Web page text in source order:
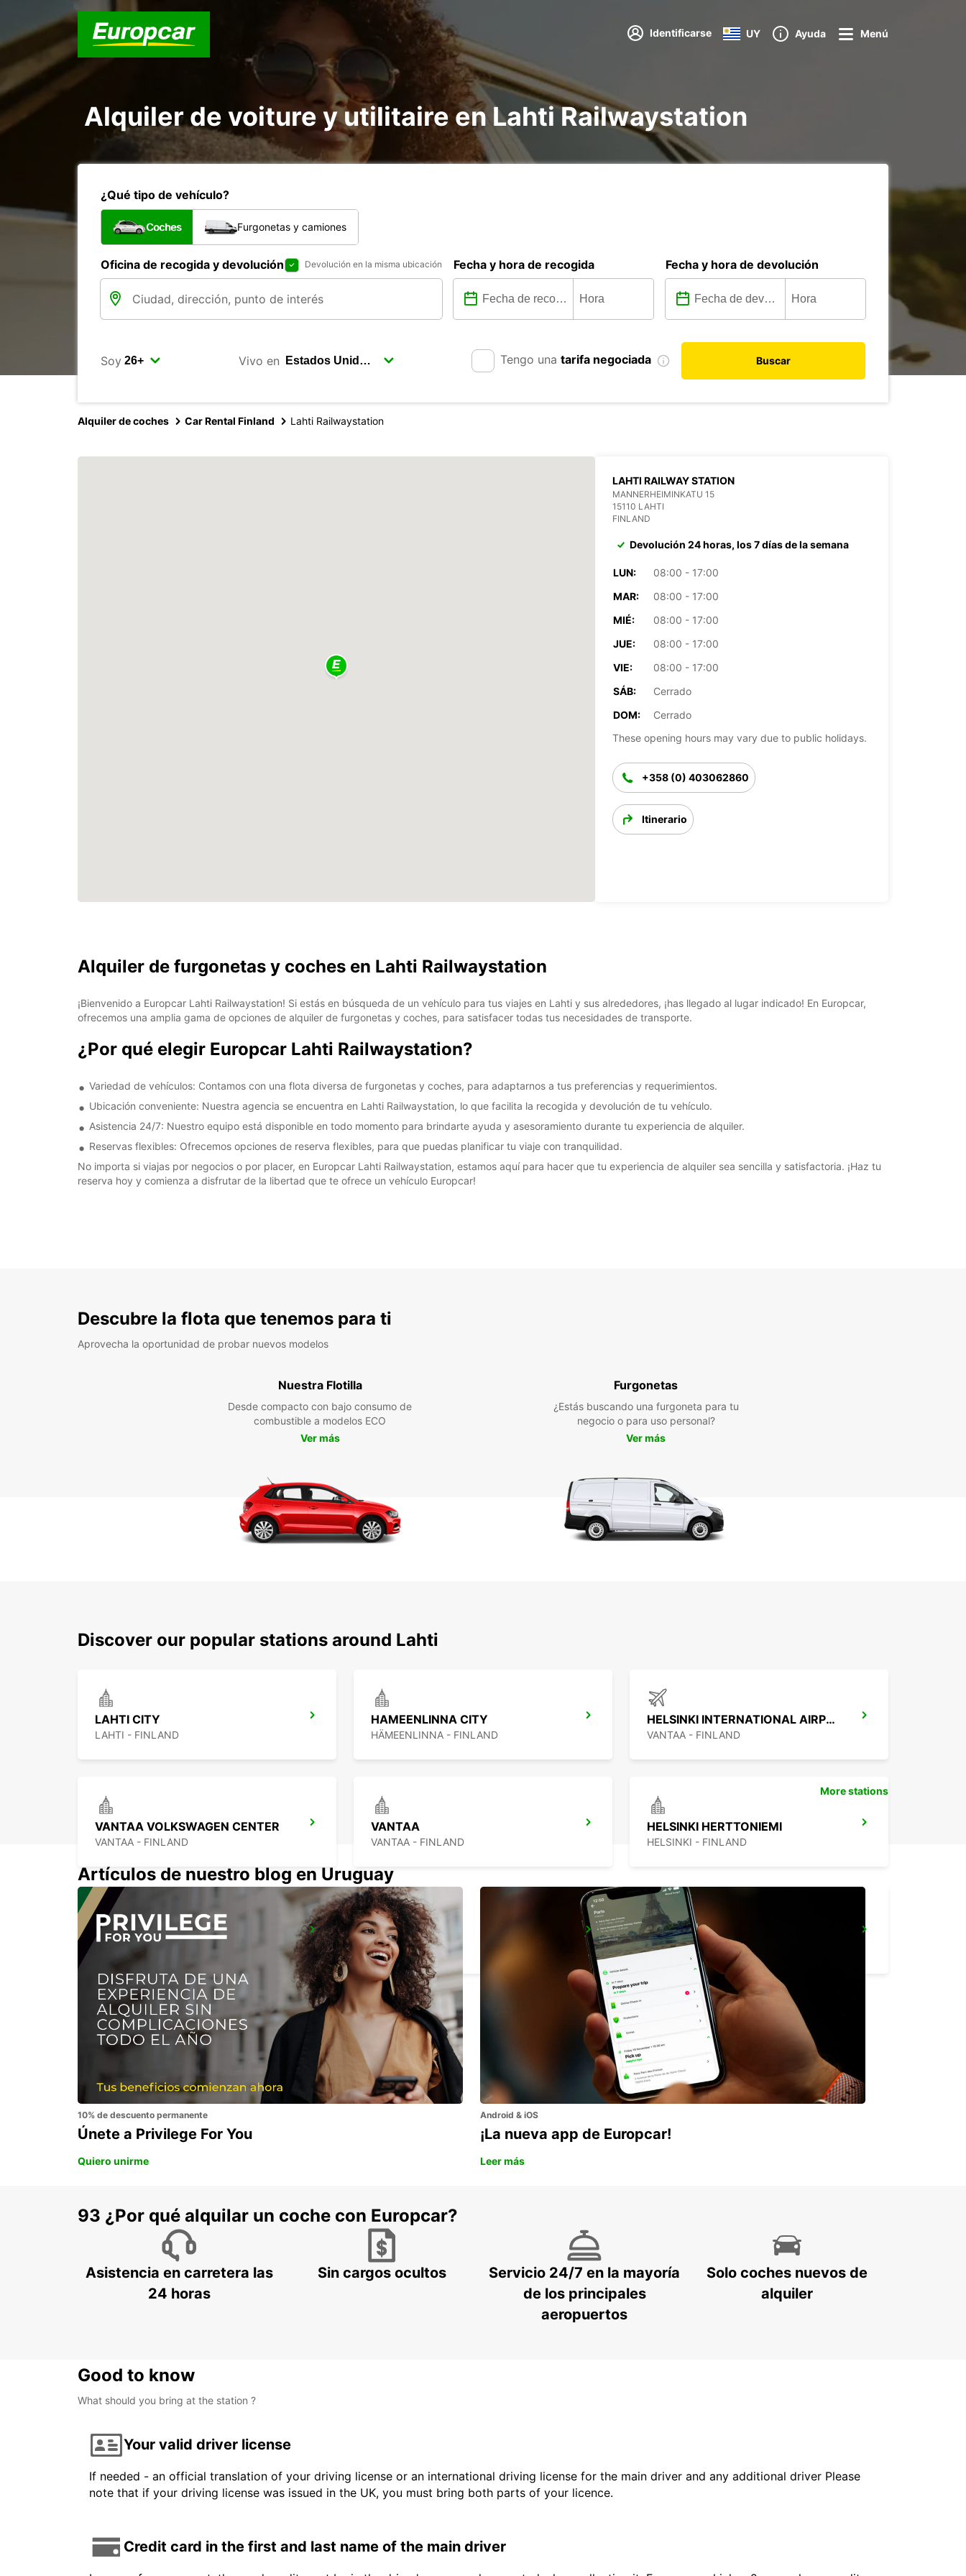
Identificarse UY Ayuda Menú
Alquiler de voiture y utilitaire en Lahti Railwaystation
¿Qué tipo de vehículo?
Coches Furgonetas y camiones
Oficina de recogida y devolución Devolución en la misma ubicación Fecha y hora de recogida Fecha y hora de devolución
Soy Vivo en Tengo una tarifa negociada Buscar
Alquiler de coches Car Rental Finland Lahti Railwaystation
LAHTI RAILWAY STATION
MANNERHEIMINKATU 15
15110 LAHTI
FINLAND
Devolución 24 horas, los 7 días de la semana
LUN:
08:00 - 17:00
MAR:
08:00 - 17:00
MIÉ:
08:00 - 17:00
JUE:
08:00 - 17:00
VIE:
08:00 - 17:00
SÁB:
Cerrado
DOM:
Cerrado
These opening hours may vary due to public holidays.
+358 (0) 403062860
Itinerario
Alquiler de furgonetas y coches en Lahti Railwaystation
¡Bienvenido a Europcar Lahti Railwaystation! Si estás en búsqueda de un vehículo para tus viajes en Lahti y sus alrededores, ¡has llegado al lugar indicado! En Europcar,
ofrecemos una amplia gama de opciones de alquiler de furgonetas y coches, para satisfacer todas tus necesidades de transporte.
¿Por qué elegir Europcar Lahti Railwaystation?
Variedad de vehículos: Contamos con una flota diversa de furgonetas y coches, para adaptarnos a tus preferencias y requerimientos.
Ubicación conveniente: Nuestra agencia se encuentra en Lahti Railwaystation, lo que facilita la recogida y devolución de tu vehículo.
Asistencia 24/7: Nuestro equipo está disponible en todo momento para brindarte ayuda y asesoramiento durante tu experiencia de alquiler.
Reservas flexibles: Ofrecemos opciones de reserva flexibles, para que puedas planificar tu viaje con tranquilidad.
No importa si viajas por negocios o por placer, en Europcar Lahti Railwaystation, estamos aquí para hacer que tu experiencia de alquiler sea sencilla y satisfactoria. ¡Haz tu
reserva hoy y comienza a disfrutar de la libertad que te ofrece un vehículo Europcar!
Descubre la flota que tenemos para ti
Aprovecha la oportunidad de probar nuevos modelos
Nuestra Flotilla
Desde compacto con bajo consumo de
combustible a modelos ECO
Ver más
Furgonetas
¿Estás buscando una furgoneta para tu
negocio o para uso personal?
Ver más
Discover our popular stations around Lahti
LAHTI CITY
LAHTI - FINLAND
HAMEENLINNA CITY
HÄMEENLINNA - FINLAND
HELSINKI INTERNATIONAL AIRPORT
VANTAA - FINLAND
VANTAA VOLKSWAGEN CENTER
VANTAA - FINLAND
VANTAA
VANTAA - FINLAND
HELSINKI HERTTONIEMI
HELSINKI - FINLAND
HELSINKI CITY
HELSINKI - FINLAND
ESPOO
ESPOO - FINLAND
ESPOO VOLKSWAGEN CENTER
ESPOO - FINLAND
More stations
Artículos de nuestro blog en Uruguay
10% de descuento permanente
Únete a Privilege For You
Quiero unirme
Android & iOS
¡La nueva app de Europcar!
Leer más
93 ¿Por qué alquilar un coche con Europcar?
Asistencia en carretera las
24 horas
Sin cargos ocultos
Servicio 24/7 en la mayoría
de los principales
aeropuertos
Solo coches nuevos de
alquiler
Good to know
What should you bring at the station ?
Your valid driver license
If needed - an official translation of your driving license or an international driving license for the main driver and any additional driver Please
note that if your driving license was issued in the UK, you must bring both parts of your licence.
Credit card in the first and last name of the main driver